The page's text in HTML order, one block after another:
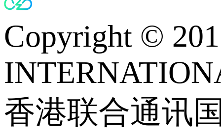
Copyright ©
香港联合通讯